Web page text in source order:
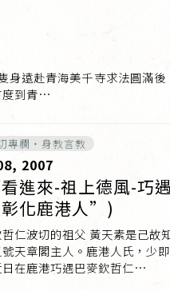
遠赴青海美千寺求法圓滿
度到青…
專欄・身教言教
2007
進來-祖上德風-巧
化鹿港人”)
仁波切的祖父 黃天素是己故
天章閣主人。鹿港人氏，少
在鹿港巧遇巴麥欽哲仁…